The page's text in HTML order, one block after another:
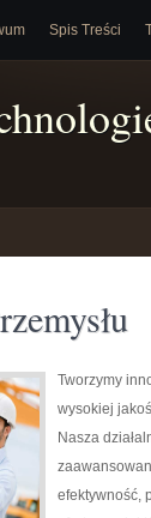
Spis Treści
Tworzymy
wysokiej
Nasza
efektywność,